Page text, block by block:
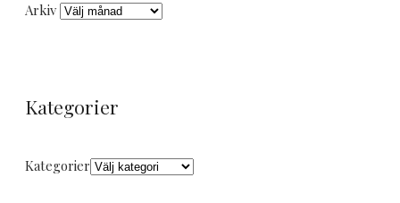
Arkiv
Kategorier
Kategorier